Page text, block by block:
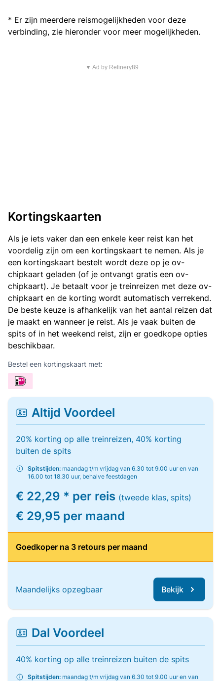
* Er zijn meerdere reismogelijkheden voor deze
verbinding, zie hieronder voor meer mogelijkheden.
▼ Ad by Refinery89
Kortingskaarten
Als je iets vaker dan een enkele keer reist kan het
voordelig zijn om een kortingskaart te nemen. Als je
een kortingskaart bestelt wordt deze op je ov-
chipkaart geladen (of je ontvangt gratis een ov-
chipkaart). Je betaalt voor je treinreizen met deze ov-
chipkaart en de korting wordt automatisch verrekend.
De beste keuze is afhankelijk van het aantal reizen dat
je maakt en wanneer je reist. Als je vaak buiten de
spits of in het weekend reist, zijn er goedkope opties
beschikbaar.
Bestel een kortingskaart met:
Altijd Voordeel
20% korting op alle treinreizen, 40% korting
buiten de spits
Spitstijden: maandag t/m vrijdag van 6.30 tot 9.00 uur en van
16.00 tot 18.30 uur, behalve feestdagen
€ 22,29 * per reis (tweede klas, spits)
€ 29,95 per maand
Goedkoper na 3 retours per maand
Maandelijks opzegbaar Bekijk
Dal Voordeel
40% korting op alle treinreizen buiten de spits
Spitstijden: maandag t/m vrijdag van 6.30 tot 9.00 uur en van